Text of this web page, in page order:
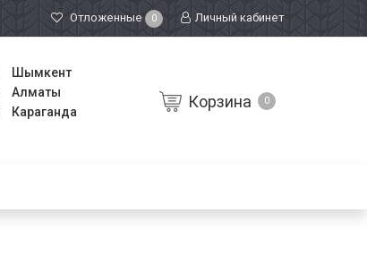
Отложенные 0 Личный кабинет
Шымкент
Алматы
Караганда
Корзина 0